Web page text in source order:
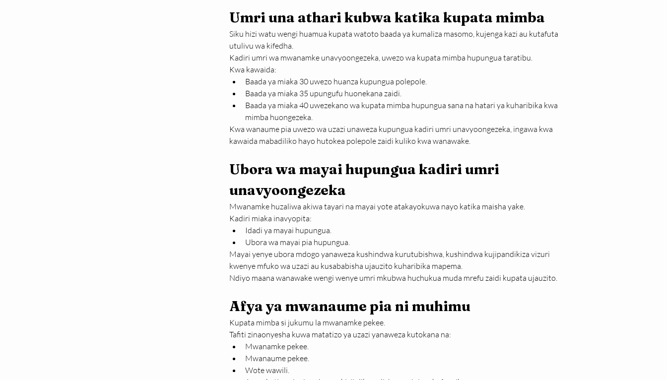
Umri una athari kubwa katika kupata mimba
Siku hizi watu wengi huamua kupata watoto baada ya kumaliza masomo, kujenga kazi au kutafuta
utulivu wa kifedha.
Kadiri umri wa mwanamke unavyoongezeka, uwezo wa kupata mimba hupungua taratibu.
Kwa kawaida:
Baada ya miaka 30 uwezo huanza kupungua polepole.
Baada ya miaka 35 upungufu huonekana zaidi.
Baada ya miaka 40 uwezekano wa kupata mimba hupungua sana na hatari ya kuharibika kwa
mimba huongezeka.
Kwa wanaume pia uwezo wa uzazi unaweza kupungua kadiri umri unavyoongezeka, ingawa kwa
kawaida mabadiliko hayo hutokea polepole zaidi kuliko kwa wanawake.
Ubora wa mayai hupungua kadiri umri
unavyoongezeka
Mwanamke huzaliwa akiwa tayari na mayai yote atakayokuwa nayo katika maisha yake.
Kadiri miaka inavyopita:
Idadi ya mayai hupungua.
Ubora wa mayai pia hupungua.
Mayai yenye ubora mdogo yanaweza kushindwa kurutubishwa, kushindwa kujipandikiza vizuri
kwenye mfuko wa uzazi au kusababisha ujauzito kuharibika mapema.
Ndiyo maana wanawake wengi wenye umri mkubwa huchukua muda mrefu zaidi kupata ujauzito.
Afya ya mwanaume pia ni muhimu
Kupata mimba si jukumu la mwanamke pekee.
Tafiti zinaonyesha kuwa matatizo ya uzazi yanaweza kutokana na:
Mwanamke pekee.
Mwanaume pekee.
Wote wawili.